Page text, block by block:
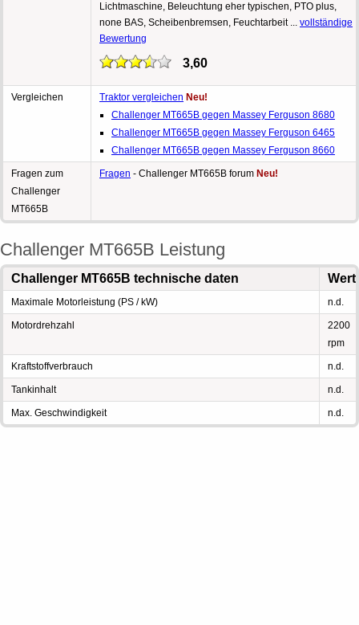
Lichtmaschine, Beleuchtung eher typischen, PTO plus,
none BAS, Scheibenbremsen, Feuchtarbeit ... vollständige
Bewertung
3,60
Vergleichen Traktor vergleichen Neu!
Challenger MT665B gegen Massey Ferguson 8680
Challenger MT665B gegen Massey Ferguson 6465
Challenger MT665B gegen Massey Ferguson 8660
Fragen zum
Challenger
MT665B
Fragen - Challenger MT665B forum Neu!
Challenger MT665B Leistung
Challenger MT665B technische daten Wert
Maximale Motorleistung (PS / kW) n.d.
Motordrehzahl
2200
rpm
Kraftstoffverbrauch n.d.
Tankinhalt n.d.
Max. Geschwindigkeit n.d.